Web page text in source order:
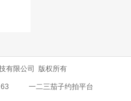
有限公司 版权所有
一二三茄子约拍平台